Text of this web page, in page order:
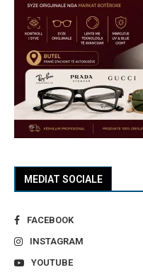
MEDIAT SOCIALE
FACEBOOK
INSTAGRAM
YOUTUBE